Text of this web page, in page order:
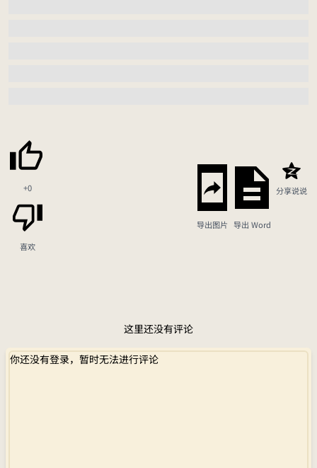
+0
喜欢
导出图片 导出 Word
分享说说
这里还没有评论
你还没有登录，暂时无法进行评论